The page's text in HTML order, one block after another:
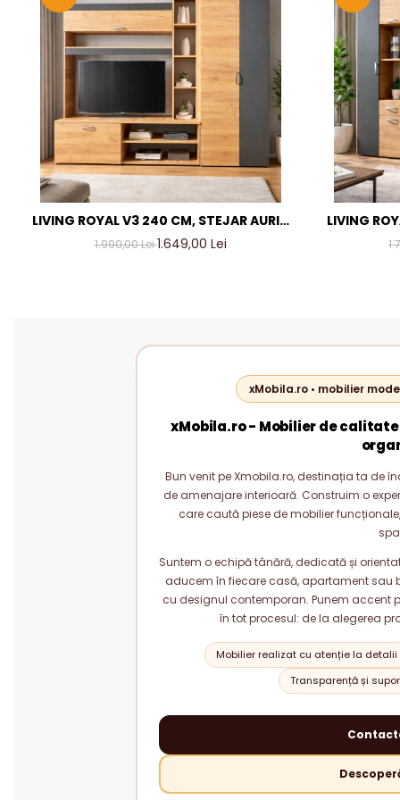
LIVING ROYAL V3 240 CM, STEJAR AURIU
& GRI ANTRACIT – MOBILIER LIVING
1.990,00 Lei1.649,00 Lei
LIVING
& GRI
xMobila.ro • mobilier
xMobila.ro - Mobilier de
Bun venit pe Xmobila.ro, destinația ta de
de amenajare interioară. Construim o
care caută piese de mobilier
Suntem o echipă tânără, dedicată și
aducem în fiecare casă, apartament sau
cu designul contemporan. Punem accent
în tot procesul: de la alegerea
Mobilier realizat cu atenție la detalii
Transparență și